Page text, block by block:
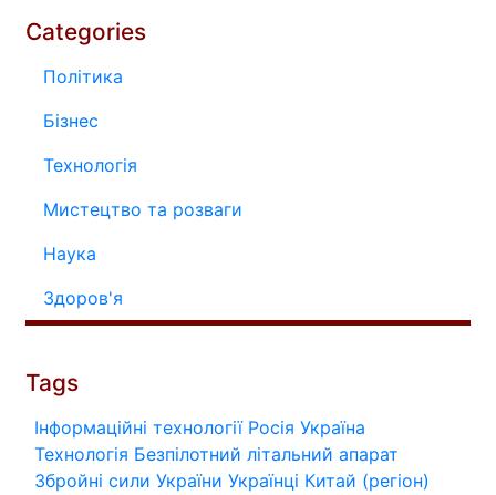
Categories
Політика
Бізнес
Технологія
Мистецтво та розваги
Наука
Здоров'я
Tags
Інформаційні технології Росія Україна
Технологія Безпілотний літальний апарат
Збройні сили України Українці Китай (регіон)